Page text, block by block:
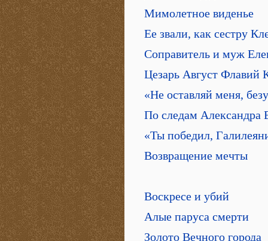
Мимолетное виденье
Ее звали, как сестру
Соправитель и муж
Цезарь Август
«Не оставляй меня,
По следам Александра
«Ты победил,
Возвращение мечты
Воскресе и убий
Алые паруса смерти
Золото Вечного города